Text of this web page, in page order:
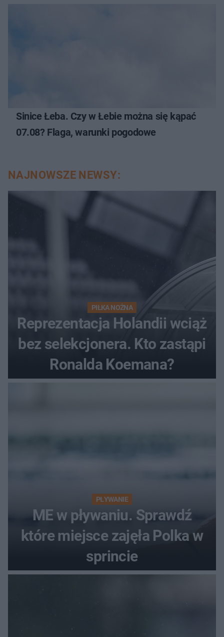
Sinice Łeba. Czy w Łebie można się kąpać
07.08? Flaga, warunki pogodowe
NAJNOWSZE NEWSY:
PIŁKA NOŻNA
Reprezentacja Holandii wciąż
bez selekcjonera. Kto zastąpi
Ronalda Koemana?
PŁYWANIE
ME w pływaniu. Sprawdź
które miejsce zajęła Polka w
sprincie